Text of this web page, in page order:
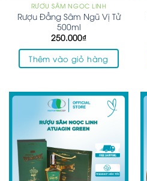
RƯỢU SÂM NGỌC LINH
Rượu Đẳng Sâm Ngũ Vị Tử
500ml
250.000₫
Thêm vào giỏ hàng